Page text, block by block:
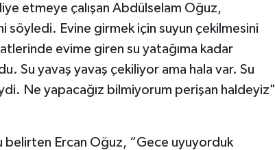
etmeye çalışan Abdülselam Oğuz,
söyledi. Evine girmek için suyun çekilmesini
evime giren su yatağıma kadar
Su yavaş yavaş çekiliyor ama hala var. Su
Ne yapacağız bilmiyorum perişan haldeyiz"
belirten Ercan Oğuz, “Gece uyuyorduk